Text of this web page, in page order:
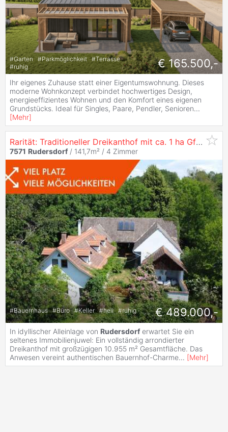
#Garten #Parkmöglichkeit #Terrasse
#ruhig € 165.500,-
Ihr eigenes Zuhause statt einer Eigentumswohnung. Dieses
moderne Wohnkonzept verbindet hochwertiges Design,
energieeffizientes Wohnen und den Komfort eines eigenen
Grundstücks. Ideal für Singles, Paare, Pendler, Senioren...
[Mehr]
Rarität: Traditioneller Dreikanthof mit ca. 1 ha Gfl. in absoluter Alleinlage
7571 Rudersdorf / 141,7m² / 4 Zimmer
#Bauernhaus #Büro #Keller #hell #ruhig € 489.000,-
In idyllischer Alleinlage von Rudersdorf erwartet Sie ein
seltenes Immobilienjuwel: Ein vollständig arrondierter
Dreikanthof mit großzügigen 10.955 m² Gesamtfläche. Das
Anwesen vereint authentischen Bauernhof-Charme... [Mehr]